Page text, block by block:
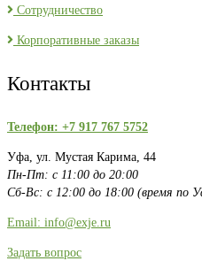
Сотрудничество
Корпоративные заказы
Контакты
Телефон: +7 917 767 5752
Уфа, ул. Мустая Карима, 44
Пн-Пт: с 11:00 до 20:00
Сб-Вс: с 12:00 до 18:00 (время по
Email: info@exje.ru
Задать вопрос